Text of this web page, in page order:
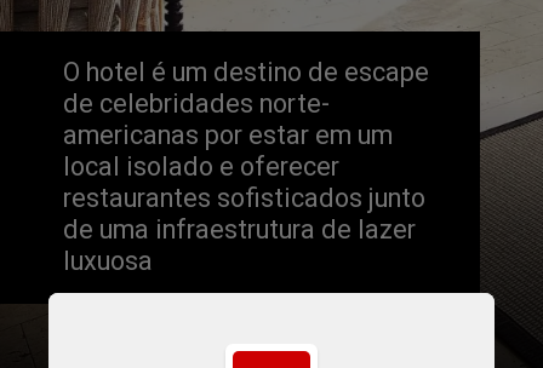
O hotel é um destino de escape
de celebridades norte-
americanas por estar em um
local isolado e oferecer
restaurantes sofisticados junto
de uma infraestrutura de lazer
luxuosa